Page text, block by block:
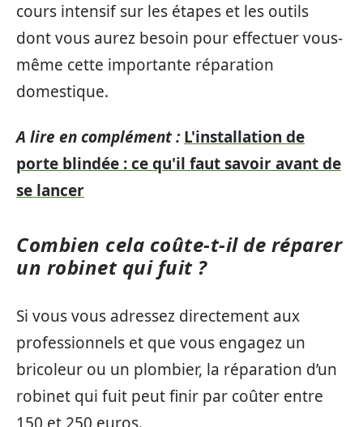
cours intensif sur les étapes et les outils
dont vous aurez besoin pour effectuer vous-
même cette importante réparation
domestique.
A lire en complément : L'installation de
porte blindée : ce qu'il faut savoir avant de
se lancer
Combien cela coûte-t-il de réparer
un robinet qui fuit ?
Si vous vous adressez directement aux
professionnels et que vous engagez un
bricoleur ou un plombier, la réparation d’un
robinet qui fuit peut finir par coûter entre